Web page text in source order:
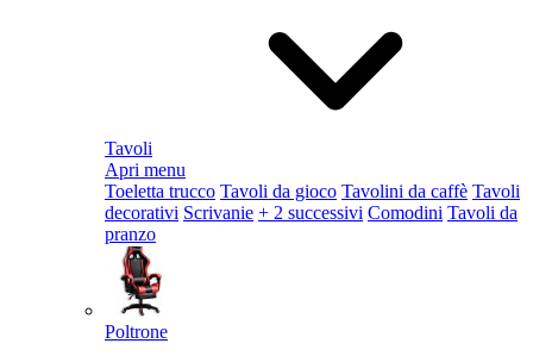
Tavoli
Apri menu
Toeletta trucco Tavoli da gioco Tavolini da caffè Tavoli
decorativi Scrivanie + 2 successivi Comodini Tavoli da
pranzo
Poltrone